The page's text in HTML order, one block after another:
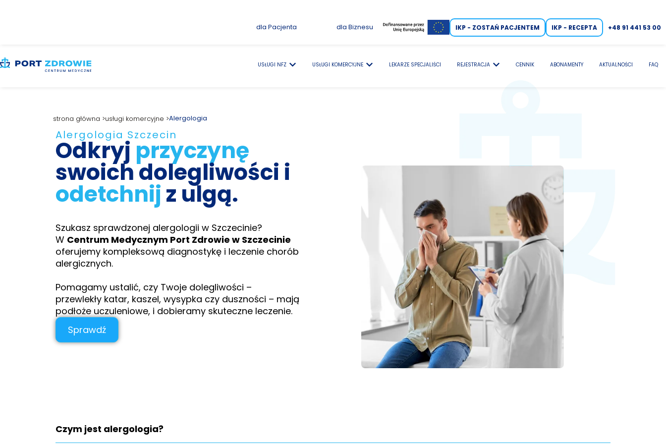
dla Pacjenta dla Biznesu IKP - ZOSTAŃ PACJENTEM IKP - RECEPTA +48 91 441 53 00
USŁUGI NFZ USŁUGI KOMERCYJNE LEKARZE SPECJALIŚCI REJESTRACJA CENNIK ABONAMENTY AKTUALNOŚCI FAQ
strona główna >usługi komercyjne >Alergologia
Alergologia Szczecin
Odkryj przyczynę
swoich dolegliwości i
odetchnijz ulgą.
Szukasz sprawdzonej alergologii w Szczecinie?
W Centrum Medycznym Port Zdrowie w Szczecinie
oferujemy kompleksową diagnostykę i leczenie chorób
alergicznych.
Pomagamy ustalić, czy Twoje dolegliwości –
przewlekły katar, kaszel, wysypka czy duszności – mają
podłoże uczuleniowe, i dobieramy skuteczne leczenie.
Sprawdź
Czym jest alergologia?